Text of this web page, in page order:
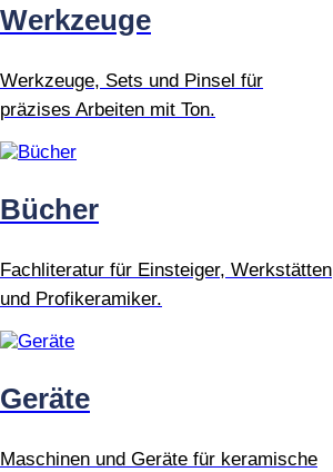
Werkzeuge
Werkzeuge, Sets und Pinsel für
präzises Arbeiten mit Ton.
Bücher
Fachliteratur für Einsteiger, Werkstätten
und Profikeramiker.
Geräte
Maschinen und Geräte für keramische